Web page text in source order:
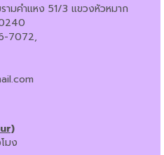
ามคำแหง 51/3 แขวงหัวหมาก
7072,
มง